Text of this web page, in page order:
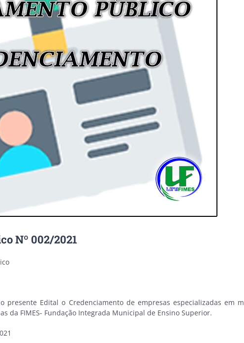
Nº 002/2021
presente Edital o Credenciamento de empresas especializadas em
da FIMES- Fundação Integrada Municipal de Ensino Superior.